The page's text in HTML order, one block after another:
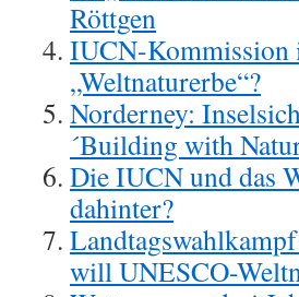
Röttgen
IUCN-Kommission
„Weltnaturerbe“?
Norderney:
´Building with
Die IUCN und das
dahinter?
will UNESCO-